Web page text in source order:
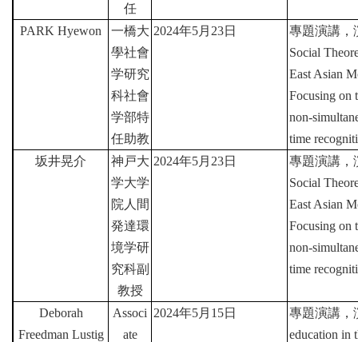
國
家
任
PARK Hyewon
一橋大
學社會
学研究
科社會
学部特
任助教
2024年5月 23日
專題演講，
Social
East Asian
Focusing on
non-
time
坂井晃介
神戸大
学大学
院人間
発達環
境学研
究科副
教授
2024年5月 23日
專題演講，
Social
East Asian
Focusing on
non-
time
Deborah
Freedman Lustig
Associ
ate
2024年5月 15日
專題演講，
education in